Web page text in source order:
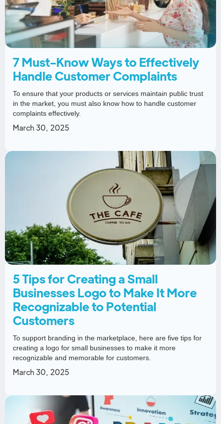
7 Must-Know Ways to Effectively
Handle Customer Complaints
To ensure that your products or services maintain public trust
in the market, you must also know how to handle customer
complaints effectively.
March 30, 2025
5 Tips for Creating a Small
Businesses Logo to Make It More
Recognizable to Potential
Customers
To support branding in the marketplace, here are five tips for
creating a logo for small businesses to make it more
recognizable and memorable for customers.
March 30, 2025